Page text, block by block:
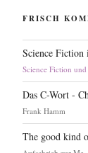
FRISCH
Science
Science Fiction und
Das C-Wort -
Frank Hamm
The good kind